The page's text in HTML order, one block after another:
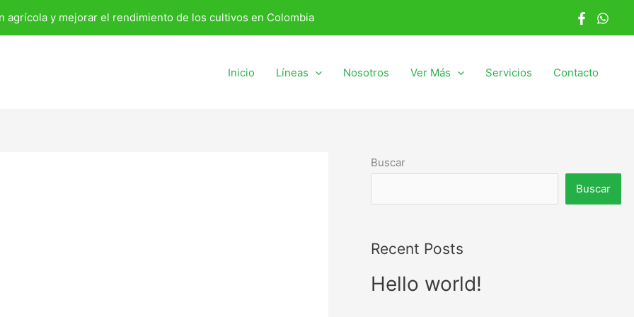
agrícola y mejorar el rendimiento de los cultivos en Colombia
Inicio Líneas Nosotros Ver Más Servicios Contacto
Buscar
Buscar
Recent Posts
Hello world!